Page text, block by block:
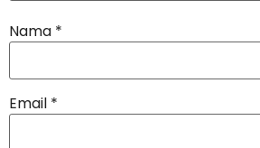
Nama *
Email *